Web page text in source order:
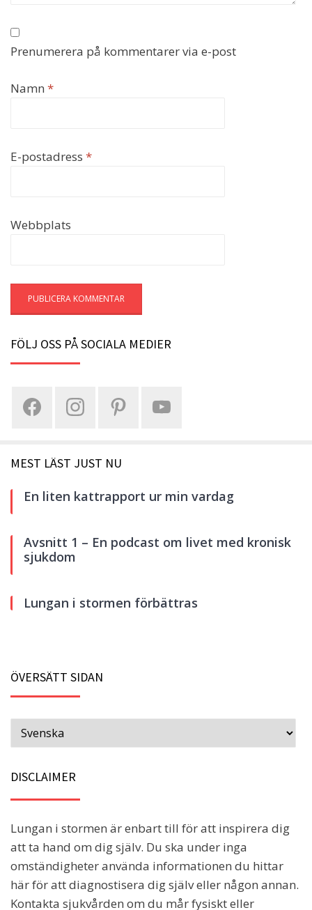
Prenumerera på kommentarer via e-post
Namn *
E-postadress *
Webbplats
FÖLJ OSS PÅ SOCIALA MEDIER
MEST LÄST JUST NU
En liten kattrapport ur min vardag
Avsnitt 1 – En podcast om livet med kronisk
sjukdom
Lungan i stormen förbättras
ÖVERSÄTT SIDAN
DISCLAIMER
Lungan i stormen är enbart till för att inspirera dig
att ta hand om dig själv. Du ska under inga
omständigheter använda informationen du hittar
här för att diagnostisera dig själv eller någon annan.
Kontakta sjukvården om du mår fysiskt eller